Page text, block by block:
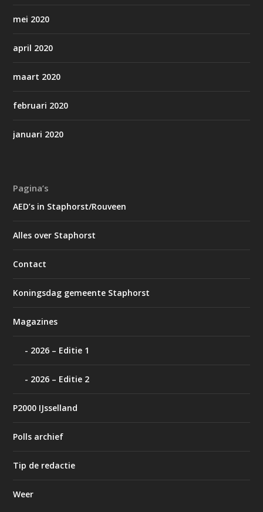
mei 2020
april 2020
maart 2020
februari 2020
januari 2020
Pagina’s
AED’s in Staphorst/Rouveen
Alles over Staphorst
Contact
Koningsdag gemeente Staphorst
Magazines
2026 – Editie 1
2026 – Editie 2
P2000 IJsselland
Polls archief
Tip de redactie
Weer